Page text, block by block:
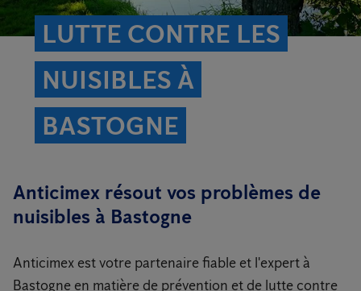
LUTTE CONTRE LES
NUISIBLES À
BASTOGNE
Anticimex résout vos problèmes de
nuisibles à Bastogne
Anticimex est votre partenaire fiable et l'expert à
Bastogne en matière de prévention et de lutte contre